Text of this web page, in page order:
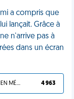
a compris que
lançait. Grâce à
n'arrive pas à
dans un écran
TU L'AS BIEN MÉRITÉ 4 963